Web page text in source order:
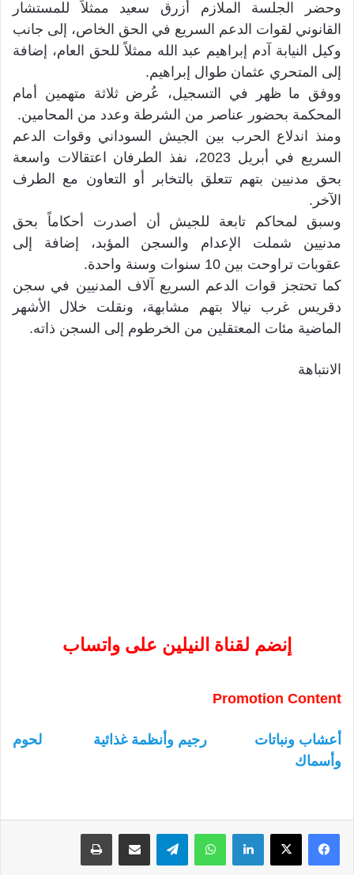
وحضر الجلسة الملازم أزرق سعيد ممثلاً للمستشار
القانوني لقوات الدعم السريع في الحق الخاص، إلى جانب
وكيل النيابة آدم إبراهيم عبد الله ممثلاً للحق العام، إضافة
إلى المتحري عثمان طوال إبراهيم.
ووفق ما ظهر في التسجيل، عُرض ثلاثة متهمين أمام
المحكمة بحضور عناصر من الشرطة وعدد من المحامين.
ومنذ اندلاع الحرب بين الجيش السوداني وقوات الدعم
السريع في أبريل 2023، نفذ الطرفان اعتقالات واسعة
بحق مدنيين بتهم تتعلق بالتخابر أو التعاون مع الطرف
الآخر.
وسبق لمحاكم تابعة للجيش أن أصدرت أحكاماً بحق
مدنيين شملت الإعدام والسجن المؤبد، إضافة إلى
عقوبات تراوحت بين 10 سنوات وسنة واحدة.
كما تحتجز قوات الدعم السريع آلاف المدنيين في سجن
دقريس غرب نيالا بتهم مشابهة، ونقلت خلال الأشهر
الماضية مئات المعتقلين من الخرطوم إلى السجن ذاته.
الانتباهة
إنضم لقناة النيلين على واتساب
Promotion Content
أعشاب ونباتات رجيم وأنظمة غذائية
لحوم
وأسماك
لينكدإن واتساب